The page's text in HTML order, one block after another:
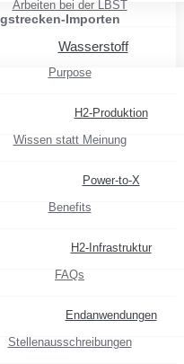
Wasserstoff
H2-Produktion
Power-to-X
H2-Infrastruktur
Endanwendungen
Arbeiten bei der LBST
Purpose
Wissen statt Meinung
Benefits
FAQs
Stellenausschreibungen
Importen